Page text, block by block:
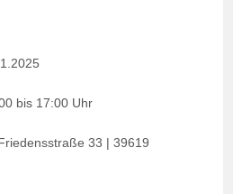
bis 17:00 Uhr
33 | 39619